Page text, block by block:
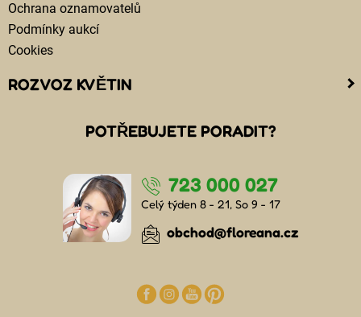
Ochrana oznamovatelů
Podmínky aukcí
Cookies
ROZVOZ KVĚTIN
Kam doručujeme květiny
Cena za doručení květin
Doručení květin sledujete online
Kdo jsou lidé, kteří doručují kytice
Odkud květiny doručujeme
POTŘEBUJETE PORADIT?
723 000 027
Celý týden 8 - 21, So 9 - 17
obchod@floreana.cz